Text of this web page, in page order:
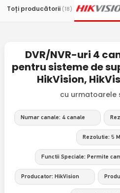
Toți producătorii (18)
DVR/NVR-uri 4
pentru sisteme de
HikVision,
cu urmatoarele
Numar canale: 4 canale
Rezolutie: 5
Functii Speciale: Permite
Producator: HikVision